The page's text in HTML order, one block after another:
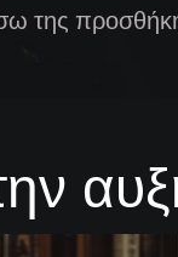
της